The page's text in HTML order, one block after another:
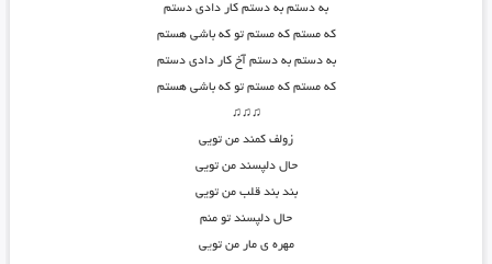
به دستم به دستم کار دادی دستم
که مستم که مستم تو که باشی هستم
به دستم به دستم آخ کار دادی دستم
که مستم که مستم تو که باشی هستم
♫♫♫
زولف کمند من تویی
حال دلپسند من تویی
بند بند قلب من تویی
حال دلپسند تو منم
مهره ی مار من تویی